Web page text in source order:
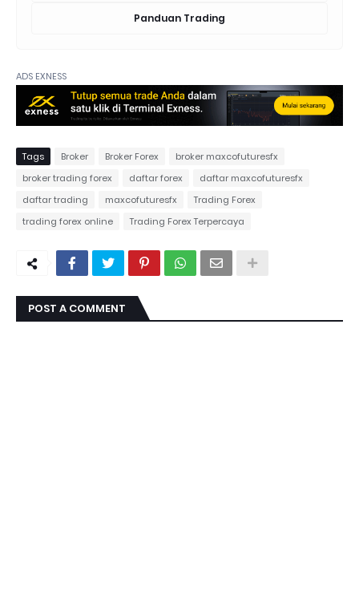
Panduan Trading
ADS EXNESS
Tags Broker Broker Forex
broker maxcofuturesfx
broker trading forex
daftar forex
daftar maxcofuturesfx
daftar trading
maxcofuturesfx
Trading Forex
trading forex online
Trading Forex Terpercaya
POST A COMMENT